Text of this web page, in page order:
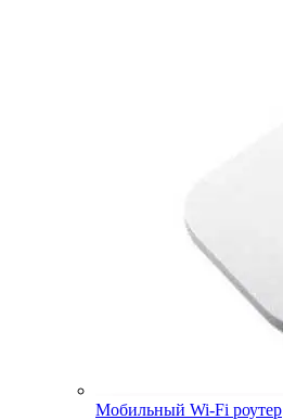
Мобильный Wi-Fi роутер